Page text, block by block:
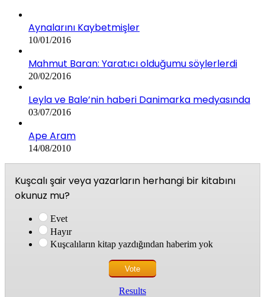
Aynalarını Kaybetmişler
10/01/2016
Mahmut Baran: Yaratıcı olduğumu söylerlerdi
20/02/2016
Leyla ve Bale’nin haberi Danimarka medyasında
03/07/2016
Ape Aram
14/08/2010
Kuşcalı şair veya yazarların herhangi bir kitabını
okunuz mu?
Evet
Hayır
Kuşcalıların kitap yazdığından haberim yok
Results